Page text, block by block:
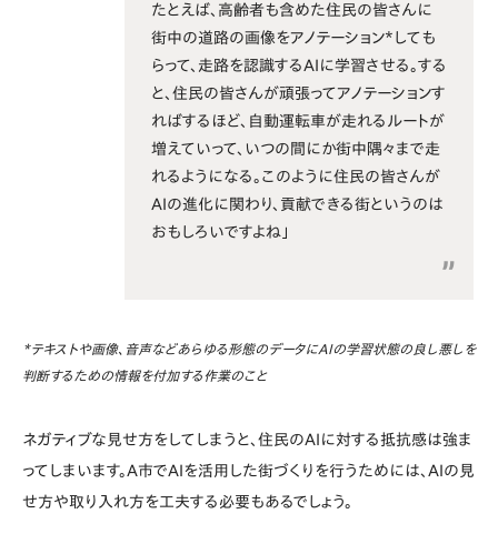
たとえば、高齢者も含めた住民の皆さんに
街中の道路の画像をアノテーション*しても
らって、走路を認識するAIに学習させる。する
と、住民の皆さんが頑張ってアノテーションす
ればするほど、自動運転車が走れるルートが
増えていって、いつの間にか街中隅々まで走
れるようになる。このように住民の皆さんが
AIの進化に関わり、貢献できる街というのは
おもしろいですよね」
*テキストや画像、音声などあらゆる形態のデータにAIの学習状態の良し悪しを
判断するための情報を付加する作業のこと
ネガティブな見せ方をしてしまうと、住民のAIに対する抵抗感は強ま
ってしまいます。A市でAIを活用した街づくりを行うためには、AIの見
せ方や取り入れ方を工夫する必要もあるでしょう。